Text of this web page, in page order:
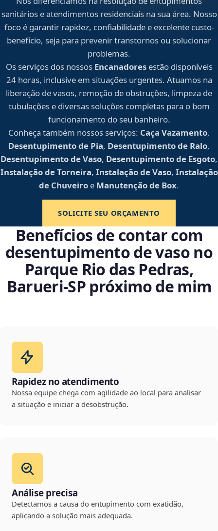
sanitários e atendimentos residenciais na sua área. Nosso
foco é garantir rapidez, confiabilidade e excelente custo-
benefício, seja para prevenir transtornos ou solucionar
problemas.
Os serviços dos nossos Encanadoresestão disponíveis
24 horas, inclusive em situações urgentes. Atuamos na
liberação de vasos, remoção de obstruções, limpeza de
tubulações e diversas soluções completas para o bom
funcionamento do seu banheiro.
Conheça também nossos serviços: Caça Vazamento,
Desentupimento de Pia, Desentupimento de Ralo,
Desentupimento de Vaso, Desentupimento de Esgoto,
Instalação de Torneira, Instalação de Vaso, Instalação
de Chuveiro e Manutenção de Box.
SOLICITE SEU ORÇAMENTO
Benefícios de contar com
desentupimento de vaso no
Parque Rio das Pedras,
Barueri‑SP próximo de mim
Rapidez no atendimento
Nossa equipe chega com agilidade ao local para analisar
a situação e iniciar a desobstrução.
Análise precisa
Detectamos a causa do entupimento com exatidão,
aplicando a solução mais adequada.